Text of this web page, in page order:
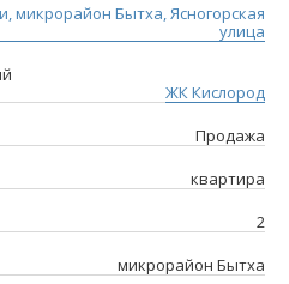
микрорайон Бытха, Ясногорская
улица
ЖК Кислород
Продажа
квартира
2
микрорайон Бытха